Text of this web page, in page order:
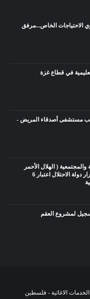
الاحتياجات الخاص...مرفق
في قطاع غزة
مستشفى أصدقاء المريض -
( الهلال الأحمر
لقطاع غزة سابقا ) تدين قرار دولة الاحتلال اعتبار 6
لمشروع العقم
الاغاثية - فلسطين